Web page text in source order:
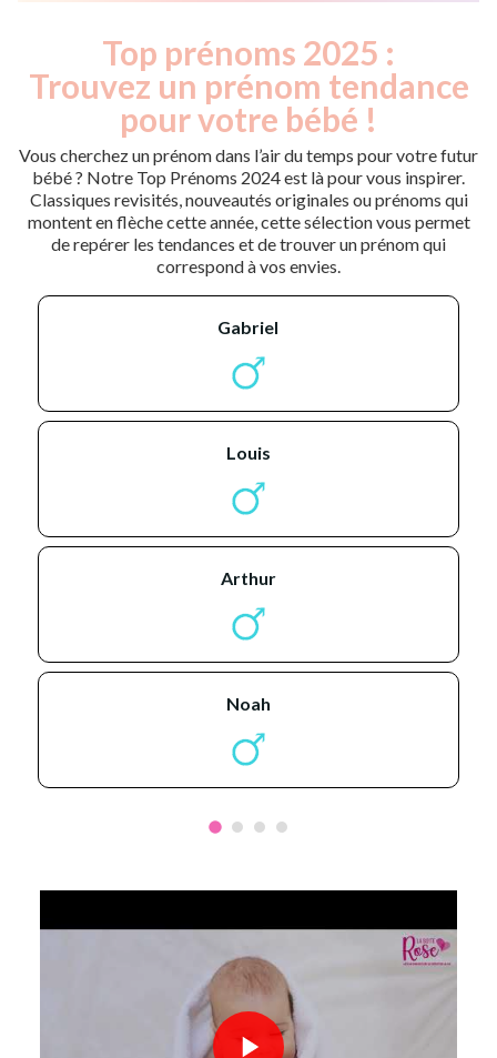
Top prénoms 2025 :
Trouvez un prénom tendance
pour votre bébé !
Vous cherchez un prénom dans l’air du temps pour votre futur
bébé ? Notre Top Prénoms 2024 est là pour vous inspirer.
Classiques revisités, nouveautés originales ou prénoms qui
montent en flèche cette année, cette sélection vous permet
de repérer les tendances et de trouver un prénom qui
correspond à vos envies.
gabriel
louis
arthur
noah